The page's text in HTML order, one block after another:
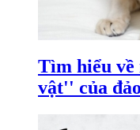
Tìm hiểu về
vật'' của